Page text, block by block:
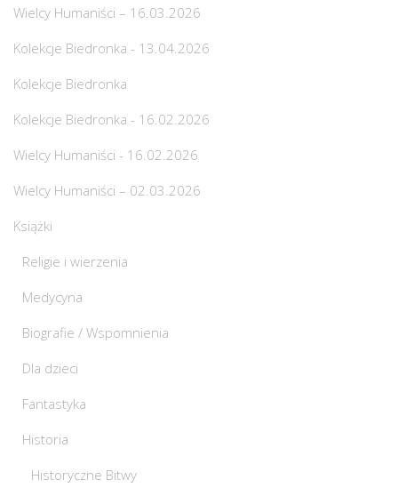
Wielcy Humaniści – 16.03.2026
Kolekcje Biedronka - 13.04.2026
Kolekcje Biedronka
Kolekcje Biedronka - 16.02.2026
Wielcy Humaniści - 16.02.2026
Wielcy Humaniści – 02.03.2026
Książki
Religie i wierzenia
Medycyna
Biografie / Wspomnienia
Dla dzieci
Fantastyka
Historia
Historyczne Bitwy